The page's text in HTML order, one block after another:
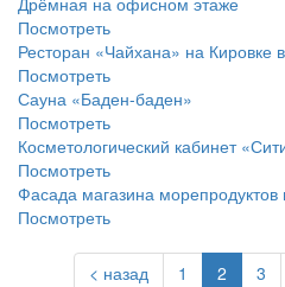
Посмотреть
Ресторан «Чайхана» на Кировке
Посмотреть
Сауна «Баден-баден»
Посмотреть
Косметологический кабинет
Посмотреть
Фасада магазина морепродуктов
Посмотреть
< назад 1 2 3